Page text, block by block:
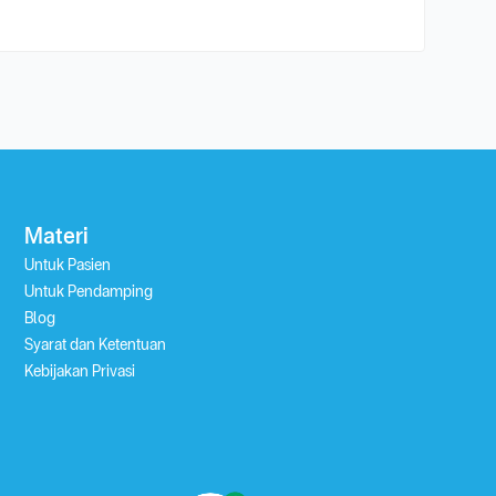
Materi
Untuk Pasien
Untuk Pendamping
Blog
Syarat dan Ketentuan
Kebijakan Privasi